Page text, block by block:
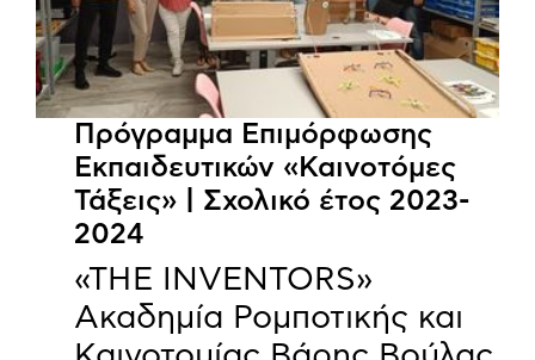
Πρόγραμμα Επιμόρφωσης
Εκπαιδευτικών «Καινοτόμες
Τάξεις» | Σχολικό έτος 2023-
2024
«THE INVENTORS»
Ακαδημία Ρομποτικής και